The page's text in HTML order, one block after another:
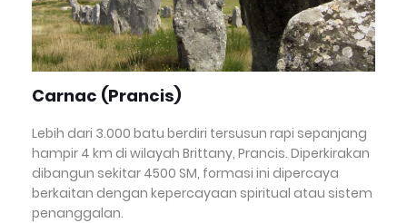
Carnac (Prancis)
Lebih dari 3.000 batu berdiri tersusun rapi sepanjang
hampir 4 km di wilayah Brittany, Prancis. Diperkirakan
dibangun sekitar 4500 SM, formasi ini dipercaya
berkaitan dengan kepercayaan spiritual atau sistem
penanggalan.